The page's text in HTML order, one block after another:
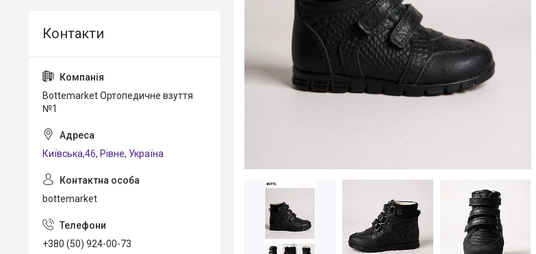
Bottemarket Ортопедичне взуття
№1
Київська,46, Рівне, Україна
bottemarket
+380 (50) 924-00-73